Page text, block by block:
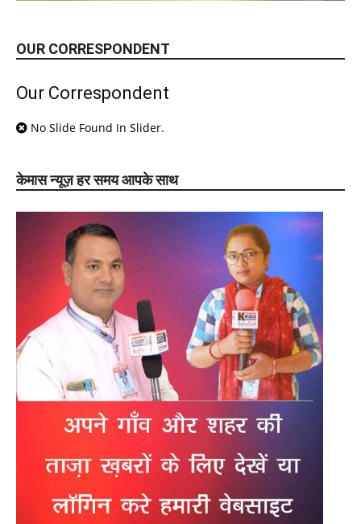
OUR CORRESPONDENT
Our Correspondent
No Slide Found In Slider.
केमास न्यूज़ हर समय आपके साथ